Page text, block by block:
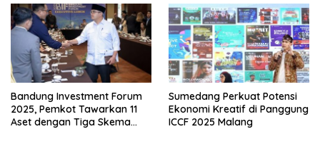
Bandung Investment Forum
2025, Pemkot Tawarkan 11
Aset dengan Tiga Skema
Sumedang Perkuat Potensi
Ekonomi Kreatif di Panggung
ICCF 2025 Malang